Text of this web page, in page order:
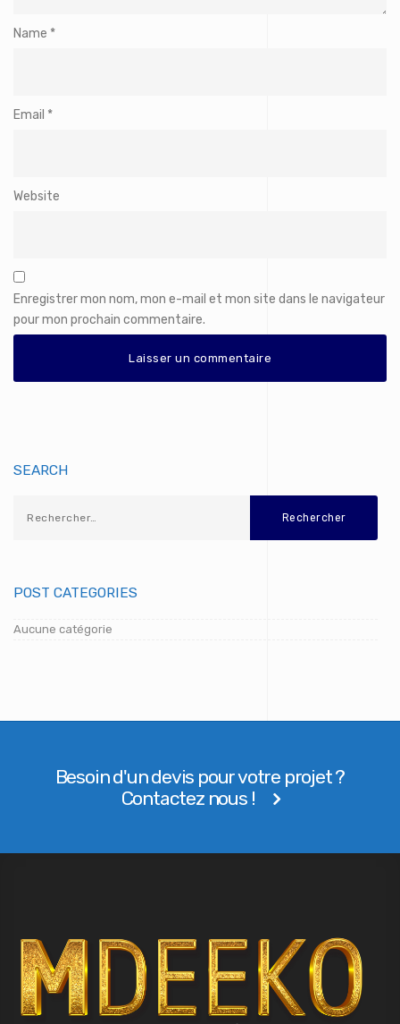
Name *
Email *
Website
Enregistrer mon nom, mon e-mail et mon site dans le navigateur
pour mon prochain commentaire.
SEARCH
POST CATEGORIES
Aucune catégorie
Besoin d'un devis pour votre projet ?
Contactez nous !